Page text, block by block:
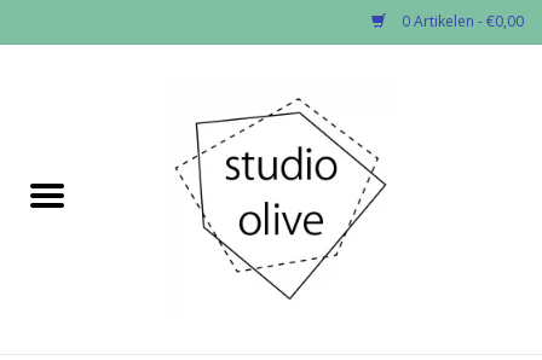
0 Artikelen - €0,00
✂︎Nieuw